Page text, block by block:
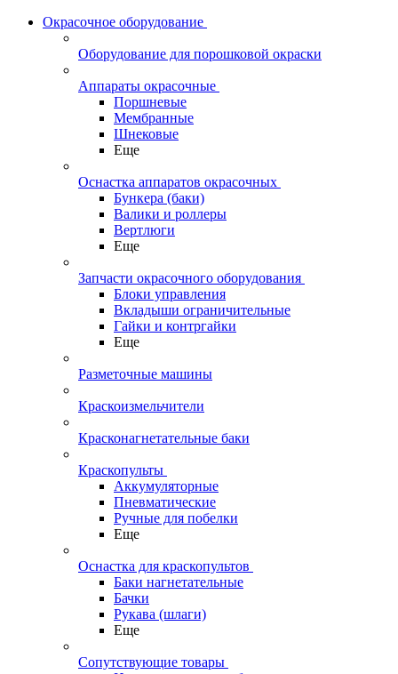
Окрасочное оборудование
Оборудование для порошковой окраски
Аппараты окрасочные
Поршневые
Мембранные
Шнековые
Еще
Оснастка аппаратов окрасочных
Бункера (баки)
Валики и роллеры
Вертлюги
Еще
Запчасти окрасочного оборудования
Блоки управления
Вкладыши ограничительные
Гайки и контргайки
Еще
Разметочные машины
Краскоизмельчители
Красконагнетательные баки
Краскопульты
Аккумуляторные
Пневматические
Ручные для побелки
Еще
Оснастка для краскопультов
Баки нагнетательные
Бачки
Рукава (шлаги)
Еще
Сопутствующие товары